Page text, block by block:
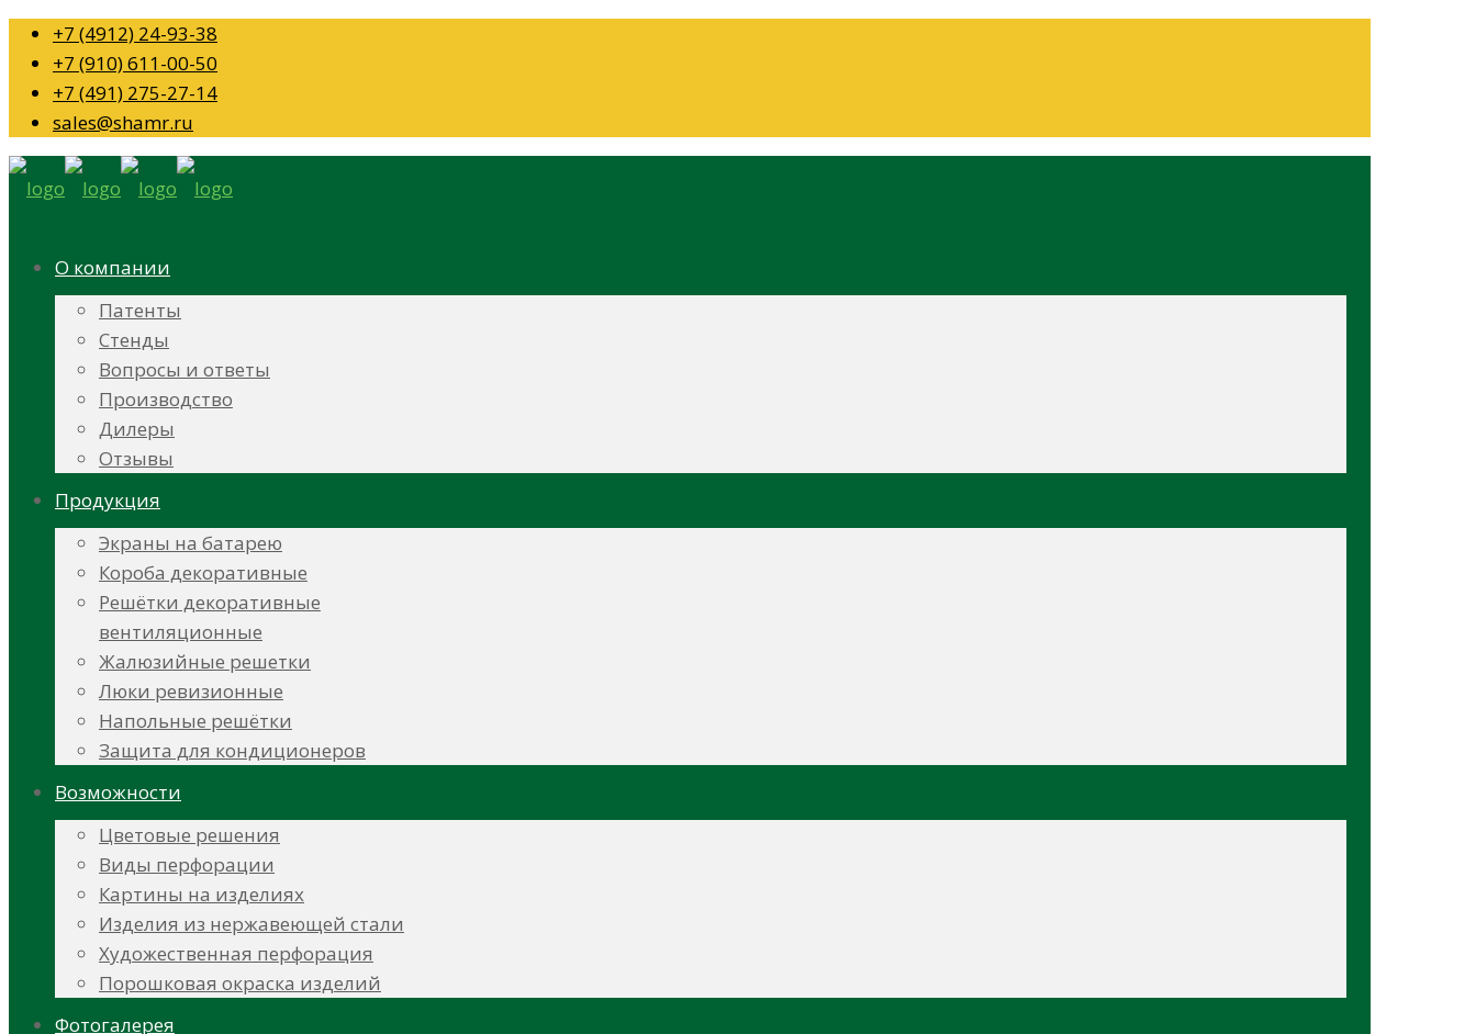
+7 (4912) 24-93-38
+7 (910) 611-00-50
+7 (491) 275-27-14
sales@shamr.ru
О компании
Патенты
Стенды
Вопросы и ответы
Производство
Дилеры
Отзывы
Продукция
Экраны на батарею
Короба декоративные
Решётки декоративные
вентиляционные
Жалюзийные решетки
Люки ревизионные
Напольные решётки
Защита для кондиционеров
Возможности
Цветовые решения
Виды перфорации
Картины на изделиях
Изделия из нержавеющей стали
Художественная перфорация
Порошковая окраска изделий
Фотогалерея